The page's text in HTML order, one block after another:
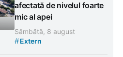
afectată de nivelul foarte
mic al apei
Sâmbătă, 8 august
#Extern